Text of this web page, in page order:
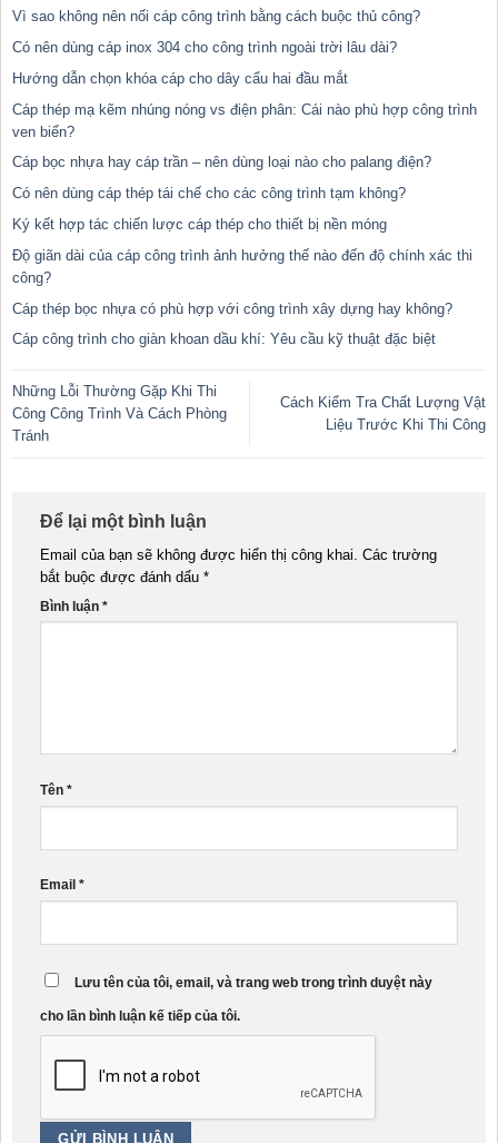
Vì sao không nên nối cáp công trình bằng cách buộc thủ công?
Có nên dùng cáp inox 304 cho công trình ngoài trời lâu dài?
Hướng dẫn chọn khóa cáp cho dây cẩu hai đầu mắt
Cáp thép mạ kẽm nhúng nóng vs điện phân: Cái nào phù hợp công trình
ven biển?
Cáp bọc nhựa hay cáp trần – nên dùng loại nào cho palang điện?
Có nên dùng cáp thép tái chế cho các công trình tạm không?
Ký kết hợp tác chiến lược cáp thép cho thiết bị nền móng
Độ giãn dài của cáp công trình ảnh hưởng thế nào đến độ chính xác thi
công?
Cáp thép bọc nhựa có phù hợp với công trình xây dựng hay không?
Cáp công trình cho giàn khoan dầu khí: Yêu cầu kỹ thuật đặc biệt
Những Lỗi Thường Gặp Khi Thi
Công Công Trình Và Cách Phòng
Tránh
Cách Kiểm Tra Chất Lượng Vật
Liệu Trước Khi Thi Công
Để lại một bình luận
Email của bạn sẽ không được hiển thị công khai. Các trường
bắt buộc được đánh dấu *
Bình luận *
Tên *
Email *
Lưu tên của tôi, email, và trang web trong trình duyệt này
cho lần bình luận kế tiếp của tôi.